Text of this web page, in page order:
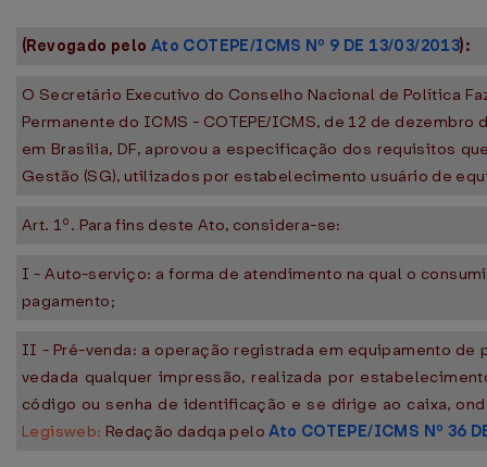
(Revogado pelo Ato COTEPE/ICMS Nº 9 DE 13/03/2013):
O Secretário Executivo do Conselho Nacional de Política
Permanente do ICMS - COTEPE/ICMS, de 12 de
em Brasília, DF, aprovou a especificação dos requisitos
Gestão (SG), utilizados por estabelecimento usuário de
Art. 1º. Para fins deste Ato, considera-se:
I - Auto-serviço: a forma de atendimento na qual o
pagamento;
II - Pré-venda: a operação registrada em equipamento de
vedada qualquer impressão, realizada por
código ou senha de identificação e se dirige ao caixa,
Legisweb: Redação dadqa peloAto COTEPE/ICMS Nº 36